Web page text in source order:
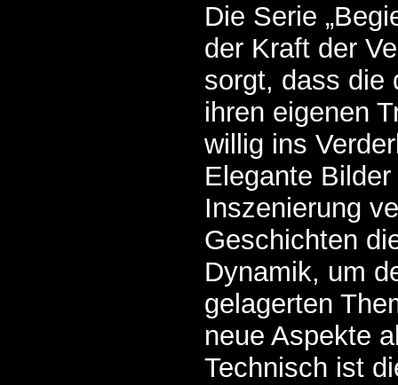
Die Serie
der Kraft der
sorgt, dass die
ihren eigenen
willig ins
Elegante
Inszenierung
Geschichten
Dynamik, um
gelagerten
neue Aspekte
Technisch ist